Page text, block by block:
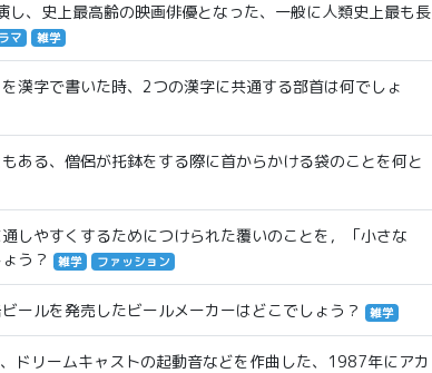
、史上最高齢の映画俳優となった、一般に人類史上最も長
マ 雑学
漢字で書いた時、2つの漢字に共通する部首は何でしょ
ある、僧侶が托鉢をする際に首からかける袋のことを何と
しやすくするためにつけられた覆いのことを，「小さな
う？
雑学 ファッション
ールを発売したビールメーカーはどこでしょう？ 雑学
ドリームキャストの起動音などを作曲した、1987年にアカ